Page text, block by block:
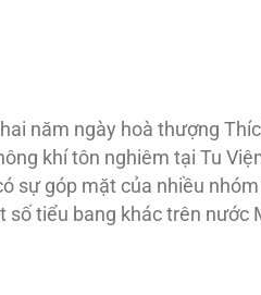
năm ngày hoà thượng
khí tôn nghiêm tại Tu
sự góp mặt của nhiều
tiểu bang khác trên nước